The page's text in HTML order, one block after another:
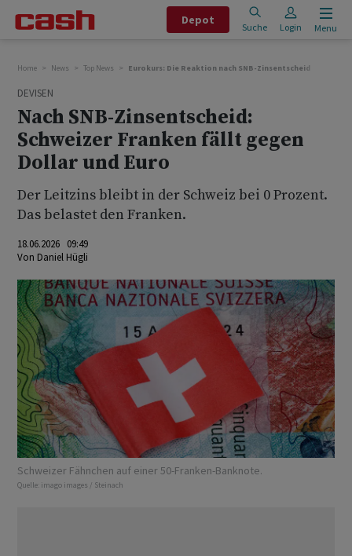
Depot
Suche Login Menu
Home News Top News Eurokurs: Die Reaktion nach SNB-Zinsentscheid
DEVISEN
Nach SNB-Zinsentscheid:
Schweizer Franken fällt gegen
Dollar und Euro
Der Leitzins bleibt in der Schweiz bei 0 Prozent.
Das belastet den Franken.
18.06.2026 09:49
Von Daniel Hügli
Schweizer Fähnchen auf einer 50-Franken-Banknote.
Quelle: imago images / Steinach